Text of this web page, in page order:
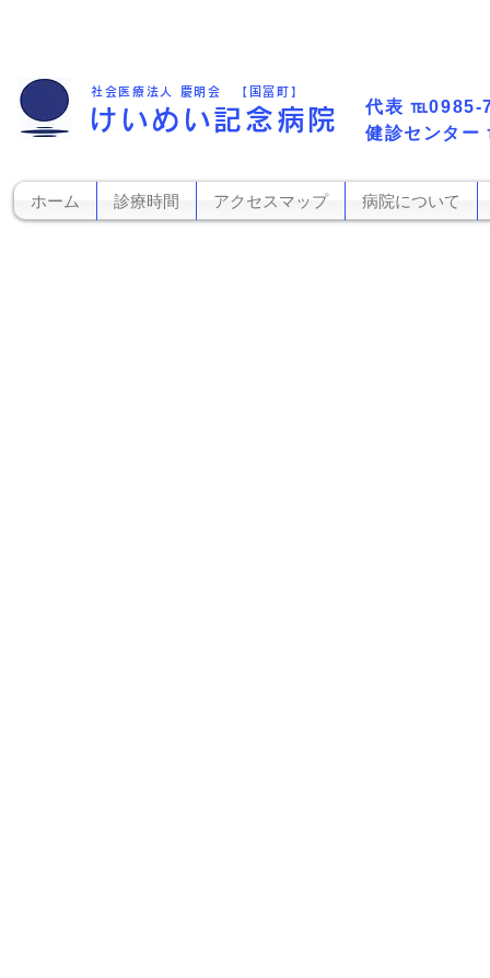
​健診センター
社会医療法人 慶明会 【国富町】
けいめい記念病院 代表​ ℡0985-
ホーム 診療時間 アクセスマップ 病院について